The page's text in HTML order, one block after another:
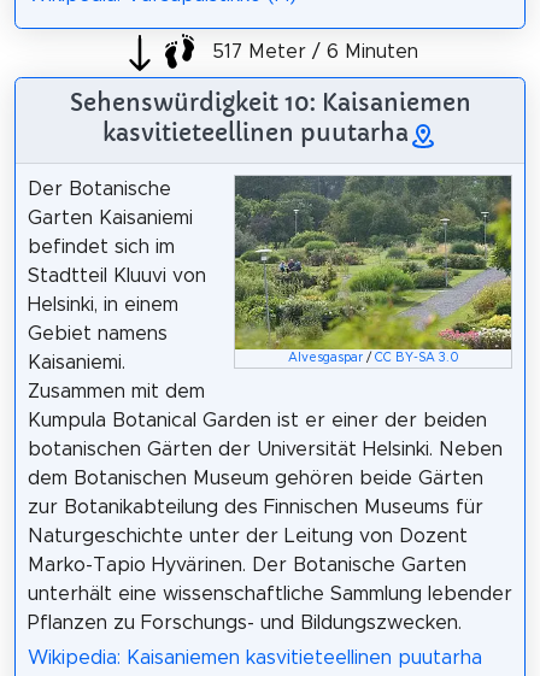
517 Meter / 6 Minuten
Sehenswürdigkeit 10: Kaisaniemen
kasvitieteellinen puutarha
Alvesgaspar/ CC BY-SA 3.0
Der Botanische
Garten Kaisaniemi
befindet sich im
Stadtteil Kluuvi von
Helsinki, in einem
Gebiet namens
Kaisaniemi.
Zusammen mit dem
Kumpula Botanical Garden ist er einer der beiden
botanischen Gärten der Universität Helsinki. Neben
dem Botanischen Museum gehören beide Gärten
zur Botanikabteilung des Finnischen Museums für
Naturgeschichte unter der Leitung von Dozent
Marko-Tapio Hyvärinen. Der Botanische Garten
unterhält eine wissenschaftliche Sammlung lebender
Pflanzen zu Forschungs- und Bildungszwecken.
Wikipedia: Kaisaniemen kasvitieteellinen puutarha